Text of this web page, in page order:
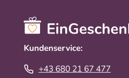
Kundenservice:
+43 680 21 67 477